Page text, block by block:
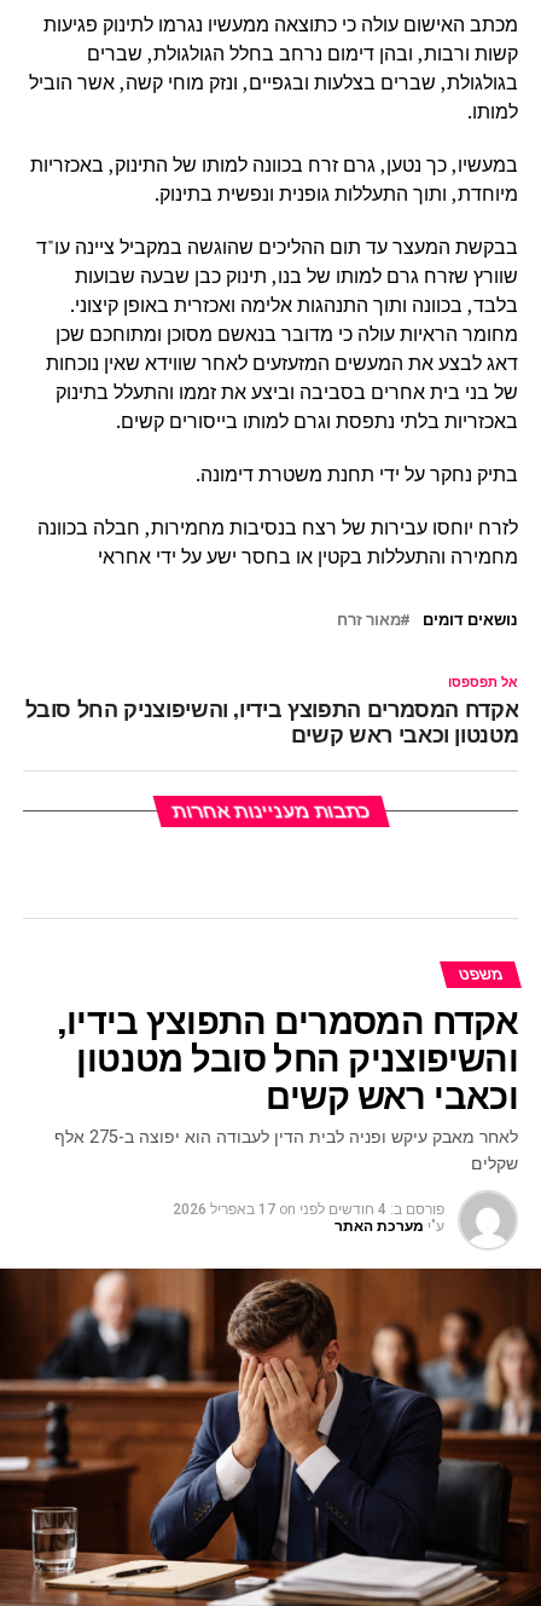
מכתב האישום עולה כי כתוצאה ממעשיו נגרמו לתינוק פגיעות
קשות ורבות, ובהן דימום נרחב בחלל הגולגולת, שברים
בגולגולת, שברים בצלעות ובגפיים, ונזק מוחי קשה, אשר הוביל
למותו.
במעשיו, כך נטען, גרם זרח בכוונה למותו של התינוק, באכזריות
מיוחדת, ותוך התעללות גופנית ונפשית בתינוק.
בבקשת המעצר עד תום ההליכים שהוגשה במקביל ציינה עו"ד
שוורץ שזרח גרם למותו של בנו, תינוק כבן שבעה שבועות
בלבד, בכוונה ותוך התנהגות אלימה ואכזרית באופן קיצוני.
מחומר הראיות עולה כי מדובר בנאשם מסוכן ומתוחכם שכן
דאג לבצע את המעשים המזעזעים לאחר שווידא שאין נוכחות
של בני בית אחרים בסביבה וביצע את זממו והתעלל בתינוק
באכזריות בלתי נתפסת וגרם למותו בייסורים קשים.
בתיק נחקר על ידי תחנת משטרת דימונה.
לזרח יוחסו עבירות של רצח בנסיבות מחמירות, חבלה בכוונה
מחמירה והתעללות בקטין או בחסר ישע על ידי אחראי
נושאים דומים מאור זרח
אל תפספסו
אקדח המסמרים התפוצץ בידיו, והשיפוצניק החל סובל
מטנטון וכאבי ראש קשים
כתבות מעניינות אחרות
משפט
אקדח המסמרים התפוצץ בידיו,
והשיפוצניק החל סובל מטנטון
וכאבי ראש קשים
לאחר מאבק עיקש ופניה לבית הדין לעבודה הוא יפוצה ב-275 אלף
שקלים
פורסם ב: 4 חודשים לפני on 17 באפריל 2026
ע"י מערכת האתר